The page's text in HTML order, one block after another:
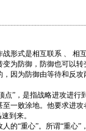
式是相互联系 、 相互
为防御，防御也可以
因为防御由等待和反
”，是指战略进攻进行
一败涂地。他要求进攻
到来。
“重心”。所谓“重心”